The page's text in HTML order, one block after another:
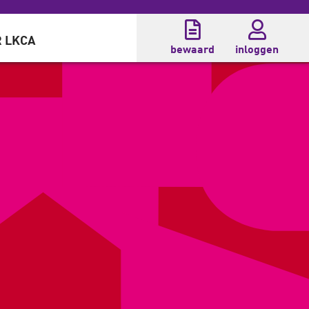
LKCA
bewaard inloggen